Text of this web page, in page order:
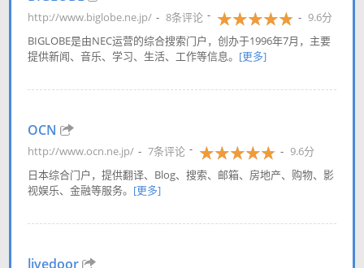
http://www.biglobe.ne.jp/ 8条评论
9.6分
BIGLOBE是由NEC运营的综合搜索门户，创办于1996年7月，主要
提供新闻、音乐、学习、生活、工作等信息。 [更多]
OCN
http://www.ocn.ne.jp/ 7条评论
9.6分
日本综合门户，提供翻译、Blog、搜索、邮箱、房地产、购物、影
视娱乐、金融等服务。 [更多]
livedoor